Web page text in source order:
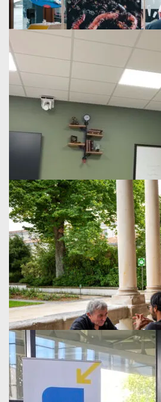
Retour sur le Forum Stage
Retour sur le Forum Stage Emploi
En savoir plus
Vie de l'Université
Publié le 22 octobre 2025
Retour sur la Fête de la…
Du 3 au 13 octobre 2025, La
En savoir plus
Formation
Publié le 7 octobre 2025
Sept nouvelles Smart Rooms
Ces Smart Rooms incarnent la
En savoir plus